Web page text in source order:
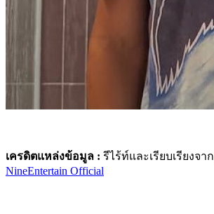
เครดิตแหล่งข้อมูล : รีไร้ท์และเรียบเรียงจาก
NineEntertain Official